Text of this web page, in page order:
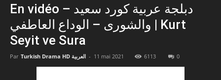
En vidéo – دبلجة عربية كورد سعيد
والشورى – الوداع العاطفي | Kurt
Seyit ve Sura
Par Turkish Drama HD العربية - 11 mai 2021 6113 0